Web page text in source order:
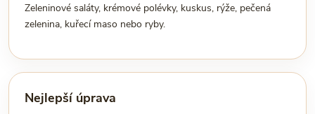
Zeleninové saláty, krémové polévky, kuskus, rýže, pečená
zelenina, kuřecí maso nebo ryby.
Nejlepší úprava